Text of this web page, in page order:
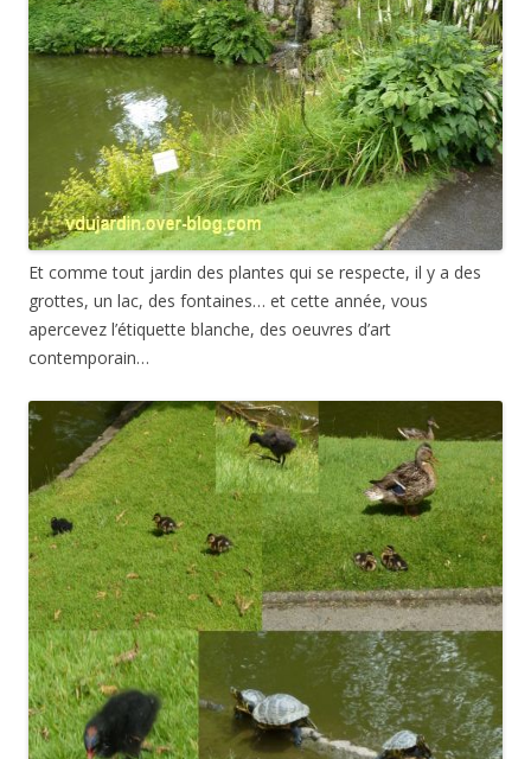
Et comme tout jardin des plantes qui se respecte, il y a des
grottes, un lac, des fontaines… et cette année, vous
apercevez l’étiquette blanche, des oeuvres d’art
contemporain…